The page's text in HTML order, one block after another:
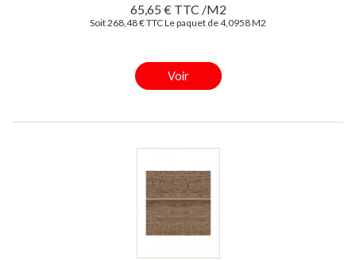
65,65 € TTC /M2
Soit 268,48 € TTC Le paquet de 4,0958 M2
Voir